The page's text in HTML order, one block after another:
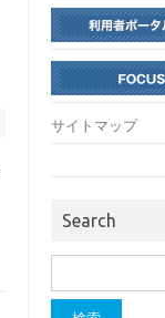
サイトマップ
Search
索: